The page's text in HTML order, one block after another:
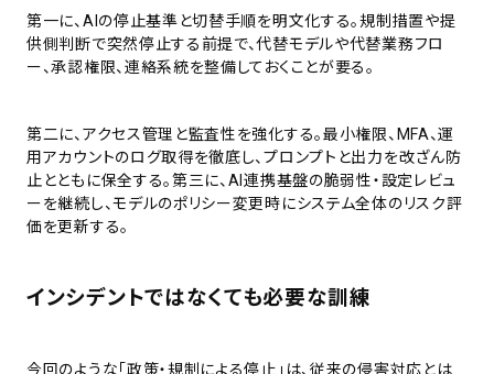
第一に、AIの停止基準と切替手順を明文化する。規制措置や提
供側判断で突然停止する前提で、代替モデルや代替業務フロ
ー、承認権限、連絡系統を整備しておくことが要る。
第二に、アクセス管理と監査性を強化する。最小権限、MFA、運
用アカウントのログ取得を徹底し、プロンプトと出力を改ざん防
止とともに保全する。第三に、AI連携基盤の脆弱性・設定レビュ
ーを継続し、モデルのポリシー変更時にシステム全体のリスク評
価を更新する。
インシデントではなくても必要な訓練
今回のような「政策・規制による停止」は、従来の侵害対応とは